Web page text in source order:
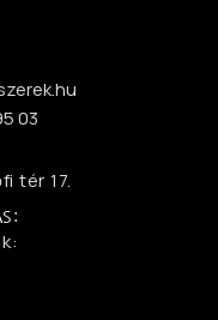
03
tér 17.